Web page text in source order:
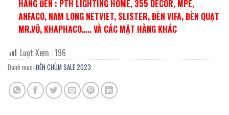
HÀNG ĐÈN : PTH LIGHTING HOME, 355 DECOR, MPE,
ANFACO, NAM LONG NETVIET, SLISTER, ĐÈN VIFA, ĐÈN QUẠT
MR.VŨ, KHAPHACO….. VÀ CÁC MẶT HÀNG KHÁC
Lượt Xem :196
Danh mục: ĐÈN CHÙM SALE 2023